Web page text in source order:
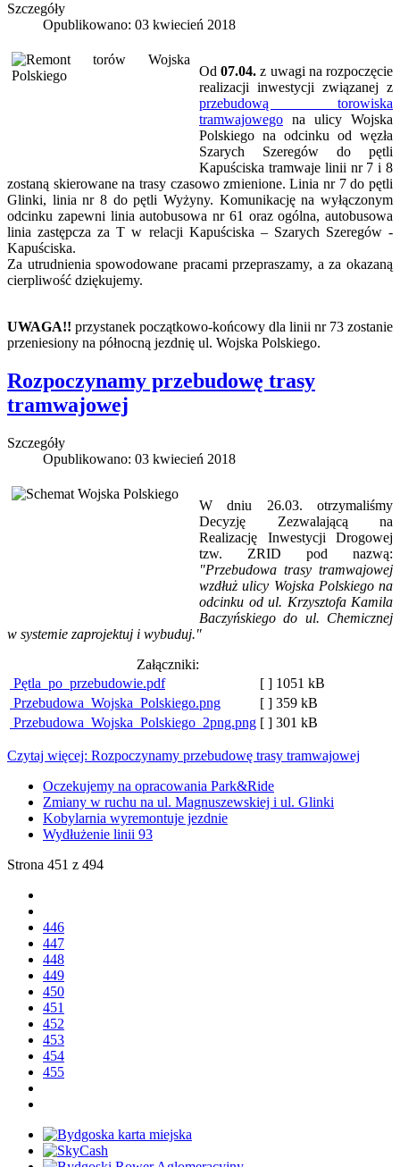
Szczegóły
Opublikowano: 03 kwiecień 2018
Od07.04. z uwagi na rozpoczęcie
realizacji inwestycji związanej z
przebudową torowiska
tramwajowego na ulicy Wojska
Polskiego na odcinku od węzła
Szarych Szeregów do pętli
Kapuściska tramwaje linii nr 7 i 8
zostaną skierowane na trasy czasowo zmienione. Linia nr 7 do pętli
Glinki, linia nr 8 do pętli Wyżyny. Komunikację na wyłączonym
odcinku zapewni linia autobusowa nr 61 oraz ogólna, autobusowa
linia zastępcza za T w relacji Kapuściska – Szarych Szeregów -
Kapuściska.
Za utrudnienia spowodowane pracami przepraszamy, a za okazaną
cierpliwość dziękujemy.
UWAGA!! przystanek początkowo-końcowy dla linii nr 73 zostanie
przeniesiony na północną jezdnię ul. Wojska Polskiego.
Rozpoczynamy przebudowę trasy
tramwajowej
Szczegóły
Opublikowano: 03 kwiecień 2018
W dniu 26.03. otrzymaliśmy
Decyzję Zezwalającą na
Realizację Inwestycji Drogowej
tzw. ZRID pod nazwą:
"Przebudowa trasy tramwajowej
wzdłuż ulicy Wojska Polskiego na
odcinku od ul. Krzysztofa Kamila
Baczyńskiego do ul. Chemicznej
w systemie zaprojektuj i wybuduj."
Załączniki:
Pętla_po_przebudowie.pdf
[ ] 1051 kB
Przebudowa_Wojska_Polskiego.png
[ ] 359 kB
Przebudowa_Wojska_Polskiego_2png.png [ ] 301 kB
Czytaj więcej: Rozpoczynamy przebudowę trasy tramwajowej
Oczekujemy na opracowania Park&Ride
Zmiany w ruchu na ul. Magnuszewskiej i ul. Glinki
Kobylarnia wyremontuje jezdnie
Wydłużenie linii 93
Strona 451 z 494
446
447
448
449
450
451
452
453
454
455